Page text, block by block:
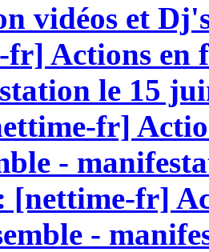
vidéos et
fr] Actions en
le 15
fr]
-
[nettime-fr]
-